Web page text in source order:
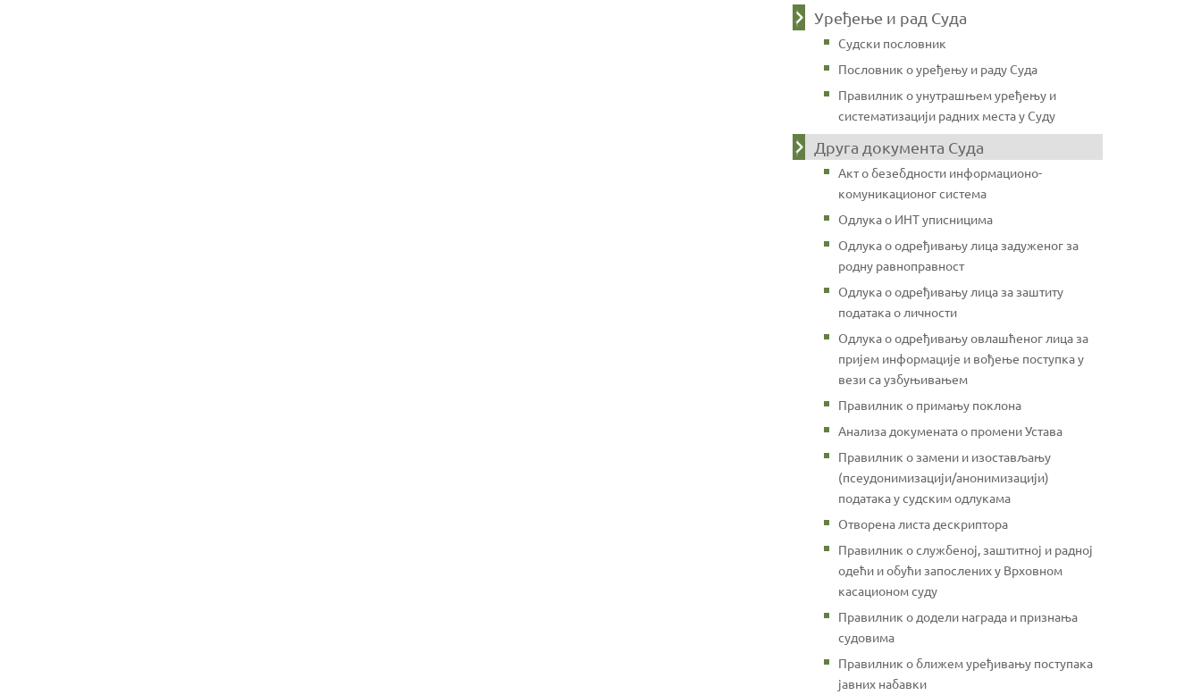
Уређење и рад Суда
Судски пословник
Пословник о уређењу и раду Суда
Правилник о унутрашњем уређењу и
систематизацији радних места у Суду
Друга документа Суда
Акт о безебдности информационо-
комуникационог система
Одлука о ИНТ уписницима
Одлука о одређивању лица задуженог за
родну равноправност
Одлука о одређивању лица за заштиту
података о личности
Одлука о одређивању овлашћеног лица за
пријем информације и вођење поступка у
вези са узбуњивањем
Правилник о примању поклона
Анализа докумената о промени Устава
Правилник о замени и изостављању
(псеудонимизацији/анонимизацији)
података у судским одлукама
Отворена листа дескриптора
Правилник о службеној, заштитној и радној
одећи и обући запослених у Врховном
касационом суду
Правилник о додели награда и признања
судовима
Правилник о ближем уређивању поступака
јавних набавки